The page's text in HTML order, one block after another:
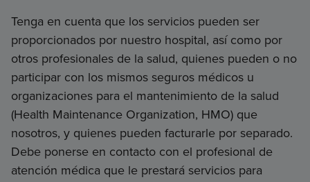
Tenga en cuenta que los servicios pueden ser
proporcionados por nuestro hospital, así como por
otros profesionales de la salud, quienes pueden o no
participar con los mismos seguros médicos u
organizaciones para el mantenimiento de la salud
(Health Maintenance Organization, HMO) que
nosotros, y quienes pueden facturarle por separado.
Debe ponerse en contacto con el profesional de
atención médica que le prestará servicios para